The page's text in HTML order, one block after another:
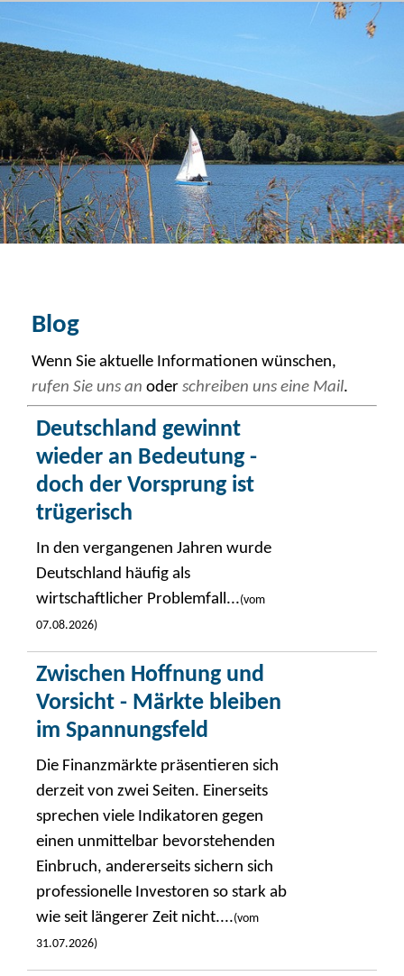
Menü
Kontakt
Blog
Über uns
Baufinanzierung
Vermögensverwaltung
Ruhestandsplanung
Blog
Wenn Sie aktuelle Informationen wünschen,
rufen Sie uns an oder schreiben uns eine Mail.
Deutschland gewinnt
wieder an Bedeutung -
doch der Vorsprung ist
trügerisch
In den vergangenen Jahren wurde
Deutschland häufig als
wirtschaftlicher Problemfall...(vom
07.08.2026)
Zwischen Hoffnung und
Vorsicht - Märkte bleiben
im Spannungsfeld
Die Finanzmärkte präsentieren sich
derzeit von zwei Seiten. Einerseits
sprechen viele Indikatoren gegen
einen unmittelbar bevorstehenden
Einbruch, andererseits sichern sich
professionelle Investoren so stark ab
wie seit längerer Zeit nicht....(vom
31.07.2026)